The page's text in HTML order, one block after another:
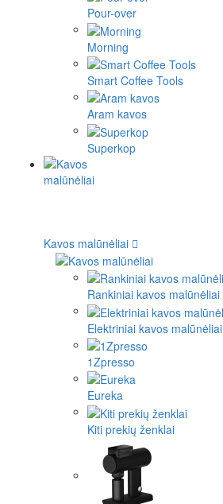
Pour-over
Morning
Smart Coffee Tools
Aram kavos
Superkop
Kavos malūnėliai
Rankiniai kavos malūnėliai
Elektriniai kavos malūnėliai
1Zpresso
Eureka
Kiti prekių ženklai